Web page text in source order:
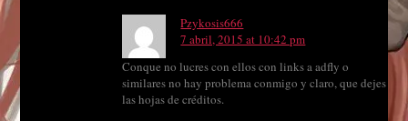
Pzykosis666
7 abril, 2015 at 10:42 pm
Conque no lucres con ellos con links a adfly o
similares no hay problema conmigo y claro, que dejes
las hojas de créditos.